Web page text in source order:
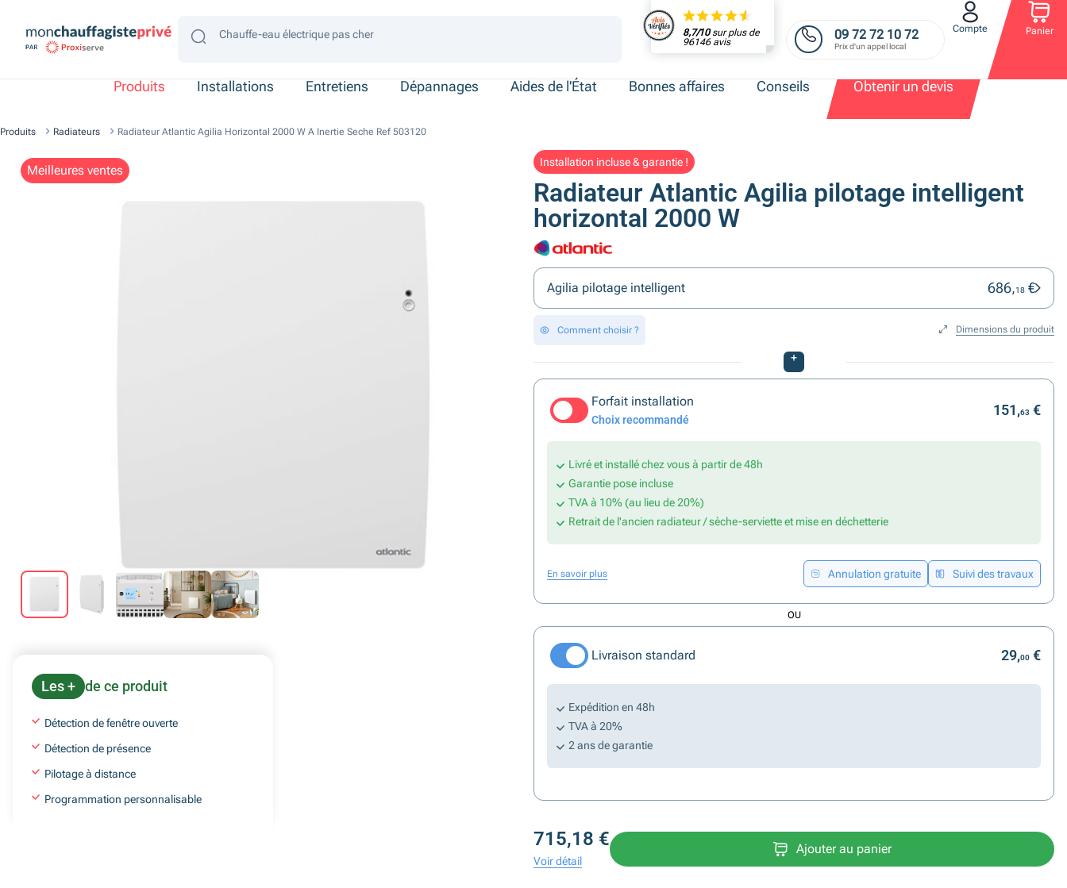
Chauffe-eau électrique pas cher
Chauffe-eau électrique gain de place
Chauffe-eau électrique 4 personnes
Chauffe-eau électrique 2 personnes
Chauffe-eau électrique connecté
8,7/10sur plus de
96146 avis
09 72 72 10 72
Prix d'un appel local
Compte Panier
Produits Installations Entretiens Dépannages Aides de l'État Bonnes affaires Conseils Obtenir un devis
Produits Radiateurs Radiateur Atlantic Agilia Horizontal 2000 W A Inertie Seche Ref 503120
Installation incluse & garantie !
Radiateur Atlantic Agilia pilotage intelligent
horizontal 2000 W
Agilia pilotage intelligent 686,18 €
Comment choisir ? Dimensions du produit
+
Forfait installation
Choix recommandé
151,63 €
Livré et installé chez vous à partir de 48h
Garantie pose incluse
TVA à 10% (au lieu de 20%)
Retrait de l'ancien radiateur / sèche-serviette et mise en déchetterie
En savoir plus Annulation gratuite Suivi des travaux
OU
Livraison standard 29,00 €
Expédition en 48h
TVA à 20%
2 ans de garantie
715,18 €
Voir détail
Ajouter au panier
Meilleures ventes
Les + de ce produit
Détection de fenêtre ouverte
Détection de présence
Pilotage à distance
Programmation personnalisable